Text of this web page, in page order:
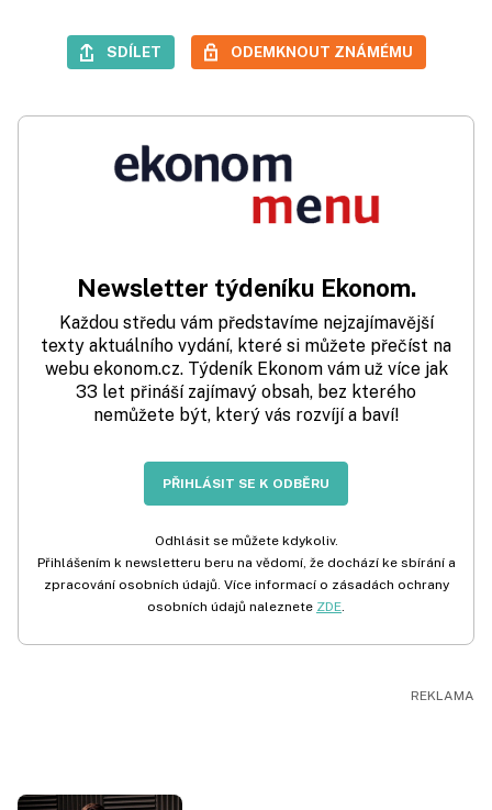
SDÍLET ODEMKNOUT ZNÁMÉMU
Newsletter týdeníku Ekonom.
Každou středu vám představíme nejzajímavější
texty aktuálního vydání, které si můžete přečíst na
webu ekonom.cz. Týdeník Ekonom vám už více jak
33 let přináší zajímavý obsah, bez kterého
nemůžete být, který vás rozvíjí a baví!
PŘIHLÁSIT SE K ODBĚRU
Odhlásit se můžete kdykoliv.
Přihlášením k newsletteru beru na vědomí, že dochází ke sbírání a
zpracování osobních údajů. Více informací o zásadách ochrany
osobních údajů naleznete ZDE.